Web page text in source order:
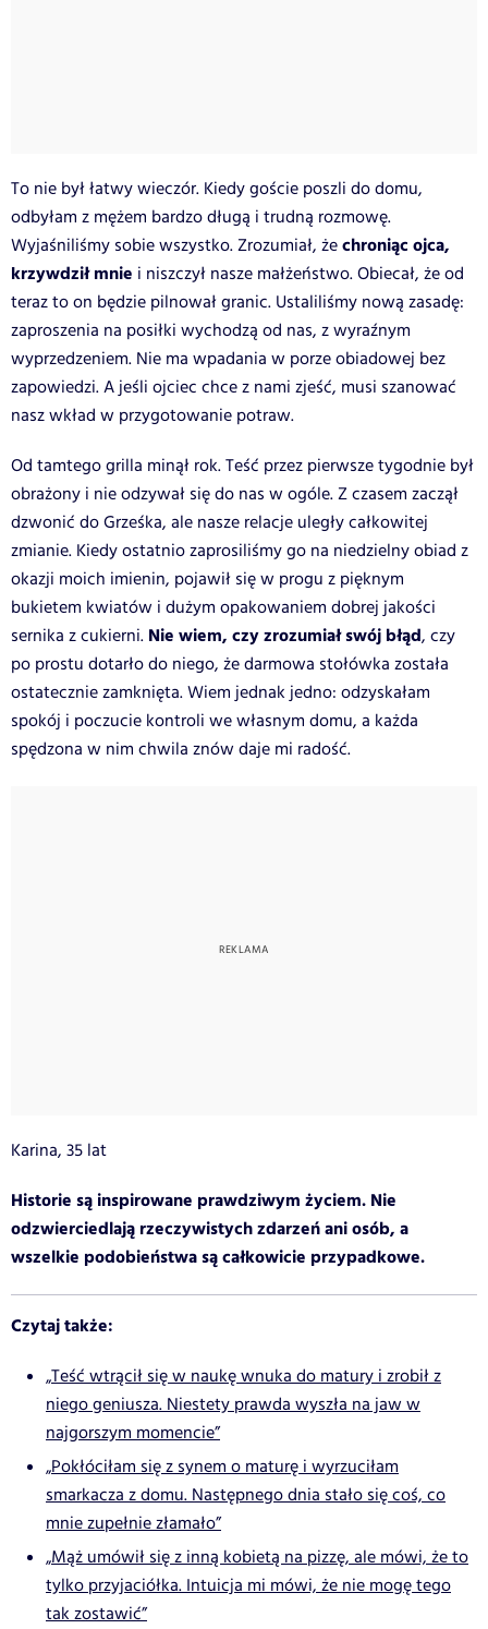
To nie był łatwy wieczór. Kiedy goście poszli do domu,
odbyłam z mężem bardzo długą i trudną rozmowę.
Wyjaśniliśmy sobie wszystko. Zrozumiał, żechroniąc ojca,
krzywdził mnie i niszczył nasze małżeństwo. Obiecał, że od
teraz to on będzie pilnował granic. Ustaliliśmy nową zasadę:
zaproszenia na posiłki wychodzą od nas, z wyraźnym
wyprzedzeniem. Nie ma wpadania w porze obiadowej bez
zapowiedzi. A jeśli ojciec chce z nami zjeść, musi szanować
nasz wkład w przygotowanie potraw.
Od tamtego grilla minął rok. Teść przez pierwsze tygodnie był
obrażony i nie odzywał się do nas w ogóle. Z czasem zaczął
dzwonić do Grześka, ale nasze relacje uległy całkowitej
zmianie. Kiedy ostatnio zaprosiliśmy go na niedzielny obiad z
okazji moich imienin, pojawił się w progu z pięknym
bukietem kwiatów i dużym opakowaniem dobrej jakości
sernika z cukierni. Nie wiem, czy zrozumiał swój błąd, czy
po prostu dotarło do niego, że darmowa stołówka została
ostatecznie zamknięta. Wiem jednak jedno: odzyskałam
spokój i poczucie kontroli we własnym domu, a każda
spędzona w nim chwila znów daje mi radość.
Karina, 35 lat
Historie są inspirowane prawdziwym życiem. Nie
odzwierciedlają rzeczywistych zdarzeń ani osób, a
wszelkie podobieństwa są całkowicie przypadkowe.
Czytaj także:
„Teść wtrącił się w naukę wnuka do matury i zrobił z
niego geniusza. Niestety prawda wyszła na jaw w
najgorszym momencie”
„Pokłóciłam się z synem o maturę i wyrzuciłam
smarkacza z domu. Następnego dnia stało się coś, co
mnie zupełnie złamało”
„Mąż umówił się z inną kobietą na pizzę, ale mówi, że to
tylko przyjaciółka. Intuicja mi mówi, że nie mogę tego
tak zostawić”